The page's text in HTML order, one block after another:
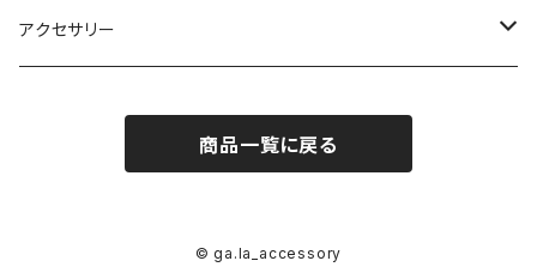
アクセサリー
商品一覧に戻る
© ga.la_accessory